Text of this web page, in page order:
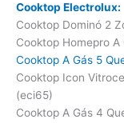
Cooktop Electrolux:
Cooktop Dominó 2
Cooktop Homepro
Cooktop A Gás 5
Cooktop Icon
(eci65)
Cooktop A Gás 4